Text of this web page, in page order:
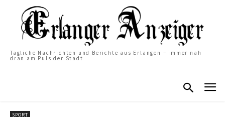
Tägliche Nachrichten und Berichte aus Erlangen – immer nah
dran am Puls der Stadt
SPORT